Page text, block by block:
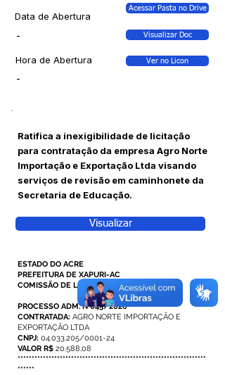
Data de Abertura
Acessar Pasta no Drive
- Visualizar Doc
Hora de Abertura
-
Ver no Licon
Ratifica a inexigibilidade de licitação
para contratação da empresa Agro Norte
Importação e Exportação Ltda visando
serviços de revisão em caminhonete da
Secretaria de Educação.
Visualizar
ESTADO DO ACRE
PREFEITURA DE XAPURI-AC
COMISSÃO DE LICITACÃO E CONTRATAÇÃO
PROCESSO ADM. N°045/2026
CONTRATADA: AGRO NORTE IMPORTAÇÃO E
EXPORTAÇÃO LTDA
CNPJ: 04.033.205/0001-24
VALOR R$ 20.588,08
*******************************************************************
******